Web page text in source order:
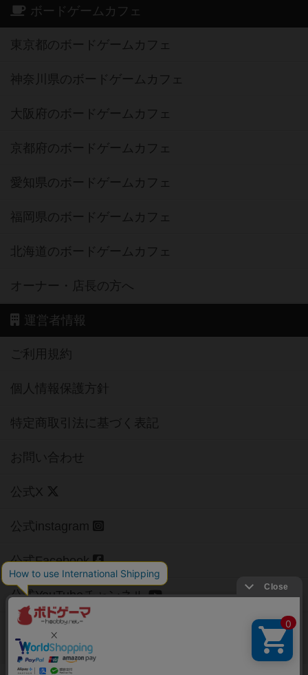
ボードゲームカフェ
東京都のボードゲームカフェ
神奈川県のボードゲームカフェ
大阪府のボードゲームカフェ
京都府のボードゲームカフェ
愛知県のボードゲームカフェ
福岡県のボードゲームカフェ
北海道のボードゲームカフェ
オーナー・店長の方へ
運営者情報
ご利用規約
個人情報保護方針
特定商取引法に基づく表記
お問い合わせ
公式X
公式instagram
公式Facebook
公式YouTubeチャンネル